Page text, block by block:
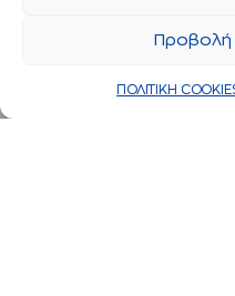
Προβολή
ΠΟΛΙΤΙΚΗ